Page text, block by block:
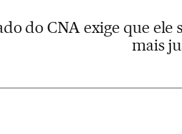
do CNA exige que ele
mais